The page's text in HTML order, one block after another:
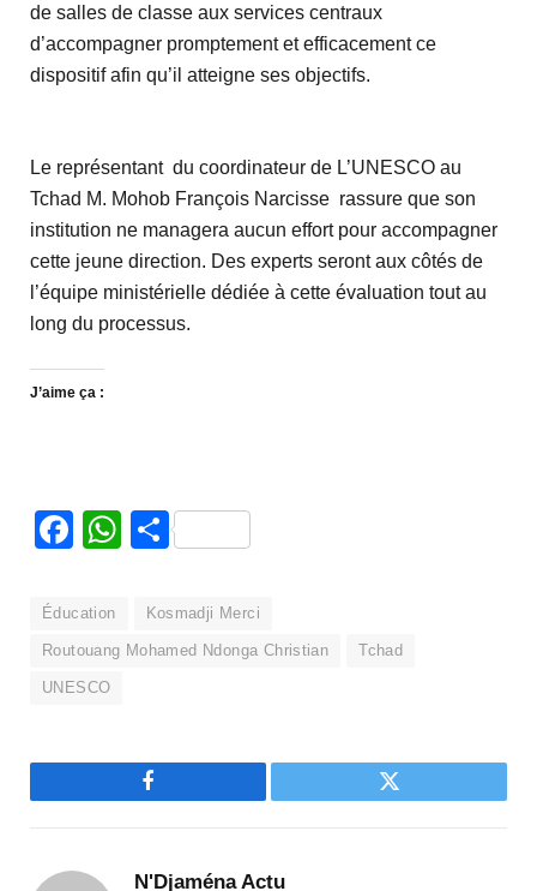
de salles de classe aux services centraux
d’accompagner promptement et efficacement ce
dispositif afin qu’il atteigne ses objectifs.
Le représentant du coordinateur de L’UNESCO au
Tchad M. Mohob François Narcisse rassure que son
institution ne managera aucun effort pour accompagner
cette jeune direction. Des experts seront aux côtés de
l’équipe ministérielle dédiée à cette évaluation tout au
long du processus.
J’aime ça :
Facebook
WhatsApp
Partager
Éducation Kosmadji Merci
Routouang Mohamed Ndonga Christian Tchad
UNESCO
Facebook Twitter
N'Djaména Actu